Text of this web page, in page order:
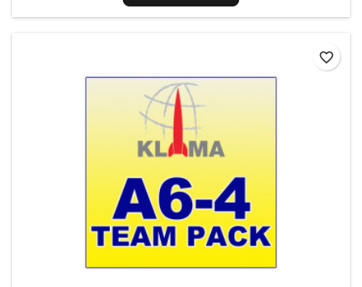
favorite_border